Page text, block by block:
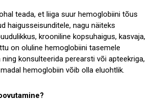
teada, et liiga suur hemoglobiini tõus
haigusseisunditele, nagu näiteks
krooniline kopsuhaigus, kasvaja,
on oluline hemoglobiini tasemele
konsulteerida perearsti või apteekriga,
hemoglobiin võib olla eluohtlik.